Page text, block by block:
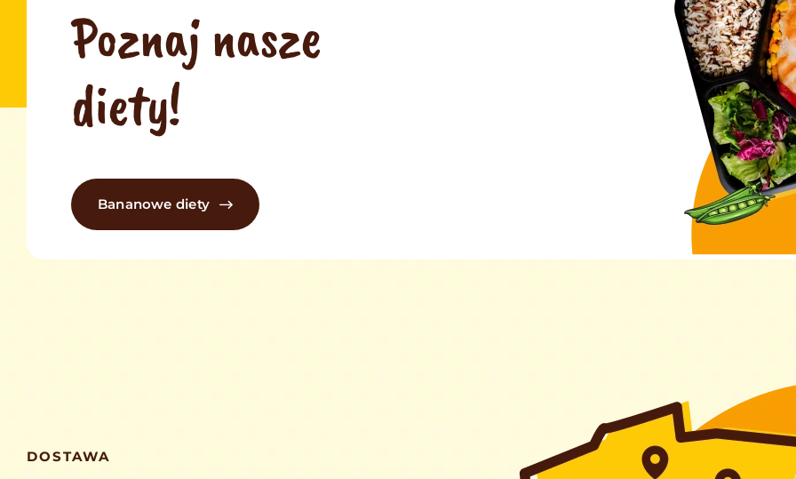
Poznaj nasze
diety!
Bananowe diety
DOSTAWA